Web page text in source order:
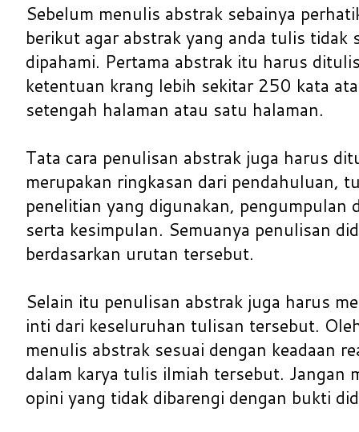
Sebelum menulis abstrak sebainya
berikut agar abstrak yang anda tulis tidak
dipahami. Pertama abstrak itu harus
ketentuan krang lebih sekitar 250 kata
setengah halaman atau satu halaman.
Tata cara penulisan abstrak juga harus
merupakan ringkasan dari pendahuluan,
penelitian yang digunakan, pengumpulan
serta kesimpulan. Semuanya penulisan
berdasarkan urutan tersebut.
Selain itu penulisan abstrak juga harus
inti dari keseluruhan tulisan tersebut.
menulis abstrak sesuai dengan keadaan
dalam karya tulis ilmiah tersebut. Jangan
opini yang tidak dibarengi dengan bukti